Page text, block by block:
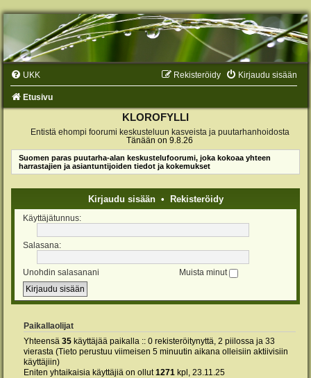
UKK Kirjaudu sisään
Rekisteröidy
Etusivu
KLOROFYLLI
Entistä ehompi foorumi keskusteluun kasveista ja puutarhanhoidosta
Tänään on 9.8.26
Suomen paras puutarha-alan keskustelufoorumi, joka kokoaa yhteen
harrastajien ja asiantuntijoiden tiedot ja kokemukset
Kirjaudu sisään• Rekisteröidy
Käyttäjätunnus:
Salasana:
Unohdin salasanani Muista minut
Paikallaolijat
Yhteensä 35 käyttäjää paikalla :: 0 rekisteröitynyttä, 2 piilossa ja 33
vierasta (Tieto perustuu viimeisen 5 minuutin aikana olleisiin aktiivisiin
käyttäjiin)
Eniten yhtaikaisia käyttäjiä on ollut1271 kpl, 23.11.25